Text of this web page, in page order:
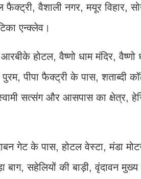
फैक्ट्री, वैशाली नगर, मयूर विहार,
एन्क्लेव।
होटल, वैष्णो धाम मंदिर, वैष्णो
पीपा फैक्ट्री के पास, शताब्दी
स्वामी सत्संग और आसपास का क्षेत्र,
गेट के पास, होटल वेस्टा, मंडा
सहेलियों की बाड़ी, वृंदावन मुख्य